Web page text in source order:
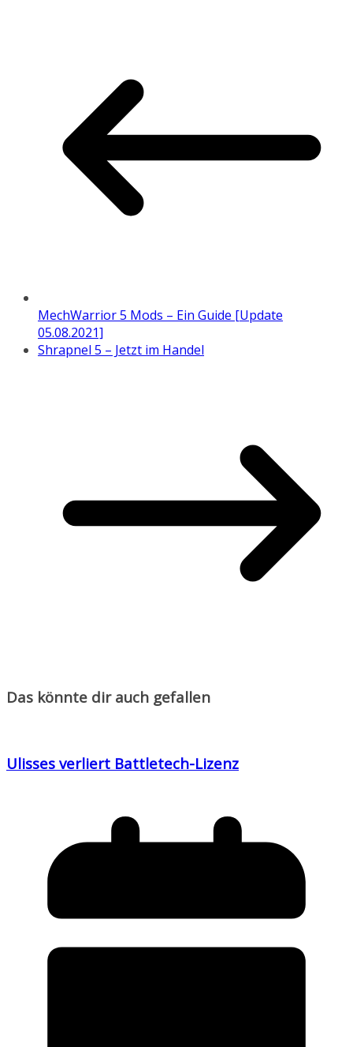
MechWarrior 5 Mods – Ein Guide [Update
05.08.2021]
Shrapnel 5 – Jetzt im Handel
Das könnte dir auch gefallen
Ulisses verliert Battletech-Lizenz